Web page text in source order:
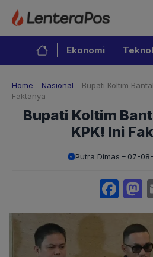
Langsung
isi
Ekonomi
Home - Nasional - Bupati Koltim
Faktanya
Bupati Koltim
KPK! Ini
Putra Dimas 07-